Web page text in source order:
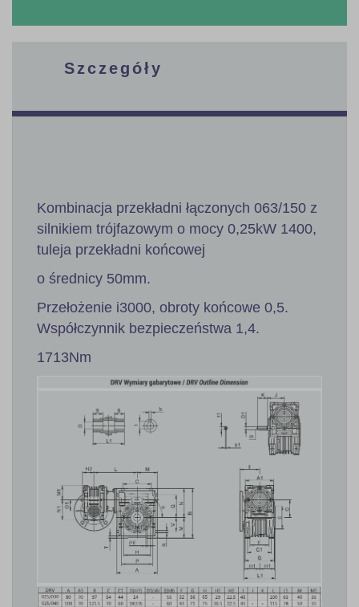
Szczegóły
Kombinacja przekładni łączonych 063/150 z
silnikiem trójfazowym o mocy 0,25kW 1400,
tuleja przekładni końcowej
o średnicy 50mm.
Przełożenie i3000, obroty końcowe 0,5.
Współczynnik bezpieczeństwa 1,4.
1713Nm